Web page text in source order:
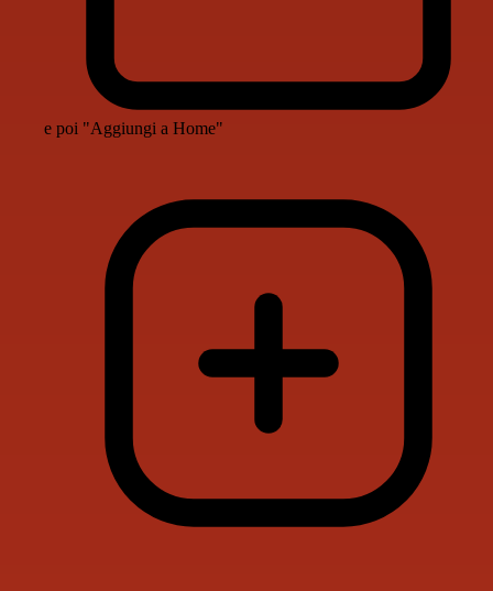
e poi "Aggiungi a Home"